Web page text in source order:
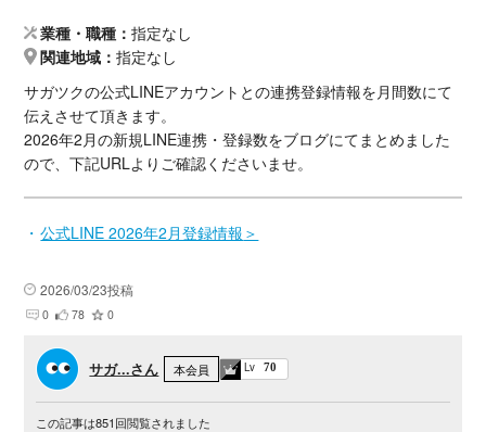
業種・職種
指定なし
関連地域
指定なし
サガツクの公式LINEアカウントとの連携登録情報を月間数にて
伝えさせて頂きます。
2026年2月の新規LINE連携・登録数をブログにてまとめました
ので、下記URLよりご確認くださいませ。
公式LINE 2026年2月登録情報
2026/03/23投稿
0 78 0
サガ...さん 本会員 Lv 70
この記事は851回閲覧されました